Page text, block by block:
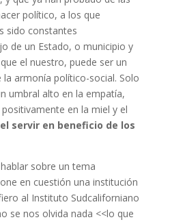
político, a los que
sido constantes
de un Estado, o municipio y
el nuestro, puede ser un
armonía político-social. Solo
umbral alto en la empatía,
en la miel y el
el servir en beneficio de los
sobre un tema
en cuestión una institución
al Instituto Sudcaliforniano
se nos olvida nada <<lo que